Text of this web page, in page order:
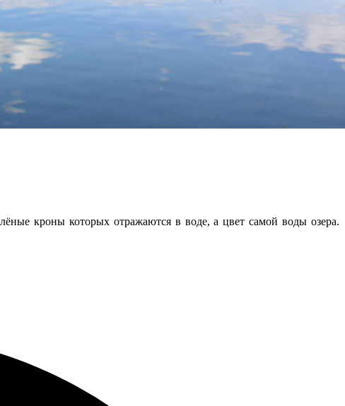
кроны которых отражаются в воде, а цвет самой воды озера.